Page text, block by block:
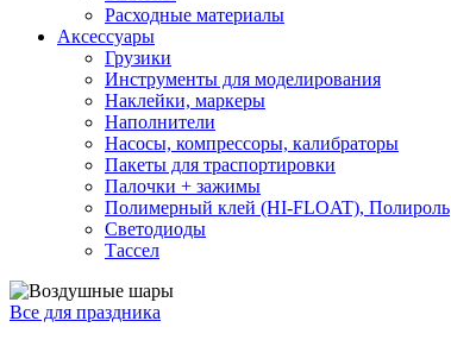
Расходные материалы
Аксессуары
Грузики
Инструменты для моделирования
Наклейки, маркеры
Наполнители
Насосы, компрессоры, калибраторы
Пакеты для траспортировки
Палочки + зажимы
Полимерный клей (HI-FLOAT), Полироль
Светодиоды
Тассел
Все для праздника